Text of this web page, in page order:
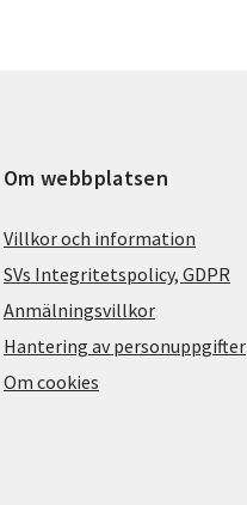
Om webbplatsen
Villkor och information
SVs Integritetspolicy, GDPR
Anmälningsvillkor
Hantering av personuppgifter
Om cookies